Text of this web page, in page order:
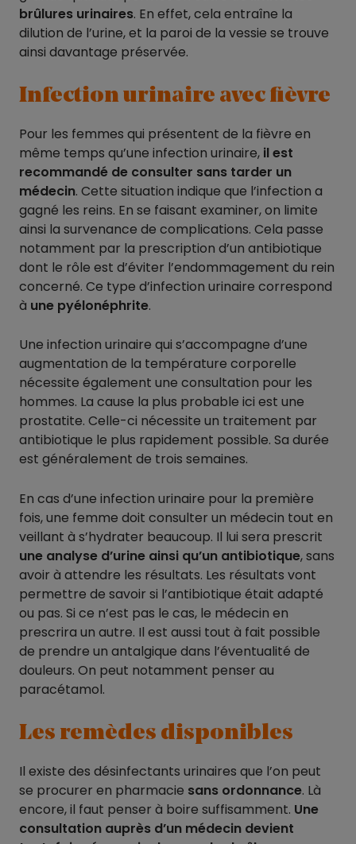
brûlures urinaires. En effet, cela entraîne la
dilution de l’urine, et la paroi de la vessie se trouve
ainsi davantage préservée.
Infection urinaire avec fièvre
Pour les femmes qui présentent de la fièvre en
même temps qu’une infection urinaire, il est
recommandé de consulter sans tarder un
médecin. Cette situation indique que l’infection a
gagné les reins. En se faisant examiner, on limite
ainsi la survenance de complications. Cela passe
notamment par la prescription d’un antibiotique
dont le rôle est d’éviter l’endommagement du rein
concerné. Ce type d’infection urinaire correspond
à une pyélonéphrite.
Une infection urinaire qui s’accompagne d’une
augmentation de la température corporelle
nécessite également une consultation pour les
hommes. La cause la plus probable ici est une
prostatite. Celle-ci nécessite un traitement par
antibiotique le plus rapidement possible. Sa durée
est généralement de trois semaines.
En cas d’une infection urinaire pour la première
fois, une femme doit consulter un médecin tout en
veillant à s’hydrater beaucoup. Il lui sera prescrit
une analyse d’urine ainsi qu’un antibiotique, sans
avoir à attendre les résultats. Les résultats vont
permettre de savoir si l’antibiotique était adapté
ou pas. Si ce n’est pas le cas, le médecin en
prescrira un autre. Il est aussi tout à fait possible
de prendre un antalgique dans l’éventualité de
douleurs. On peut notamment penser au
paracétamol.
Les remèdes disponibles
Il existe des désinfectants urinaires que l’on peut
se procurer en pharmacie sans ordonnance. Là
encore, il faut penser à boire suffisamment. Une
consultation auprès d’un médecin devient